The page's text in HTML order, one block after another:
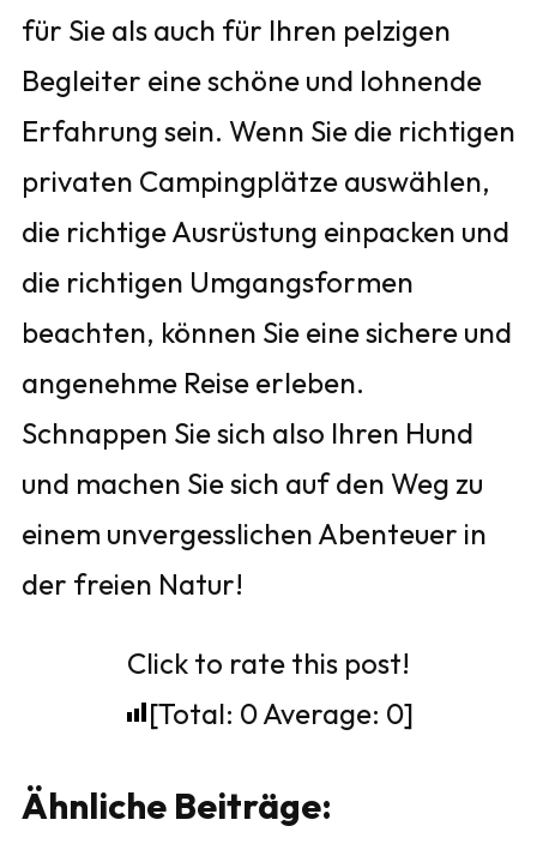
für Sie als auch für Ihren pelzigen
Begleiter eine schöne und lohnende
Erfahrung sein. Wenn Sie die richtigen
privaten Campingplätze auswählen,
die richtige Ausrüstung einpacken und
die richtigen Umgangsformen
beachten, können Sie eine sichere und
angenehme Reise erleben.
Schnappen Sie sich also Ihren Hund
und machen Sie sich auf den Weg zu
einem unvergesslichen Abenteuer in
der freien Natur!
Click to rate this post!
[Total: 0Average: 0]
Ähnliche Beiträge: